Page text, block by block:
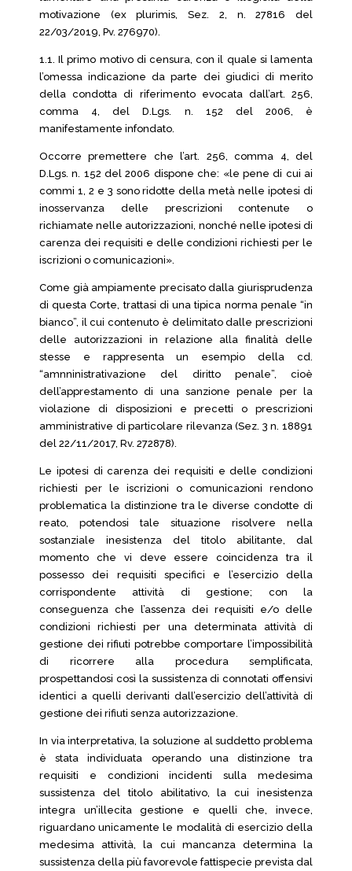
motivazione (ex plurimis, Sez. 2, n. 27816 del
22/03/2019, Pv. 276970).
1.1. Il primo motivo di censura, con il quale si lamenta
l’omessa indicazione da parte dei giudici di merito
della condotta di riferimento evocata dall’art. 256,
comma 4, del D.Lgs. n. 152 del 2006, è
manifestamente infondato.
Occorre premettere che l’art. 256, comma 4, del
D.Lgs. n. 152 del 2006 dispone che: «le pene di cui ai
commi 1, 2 e 3 sono ridotte della metà nelle ipotesi di
inosservanza delle prescrizioni contenute o
richiamate nelle autorizzazioni, nonché nelle ipotesi di
carenza dei requisiti e delle condizioni richiesti per le
iscrizioni o comunicazioni».
Come già ampiamente precisato dalla giurisprudenza
di questa Corte, trattasi di una tipica norma penale “in
bianco”, il cui contenuto è delimitato dalle prescrizioni
delle autorizzazioni in relazione alla finalità delle
stesse e rappresenta un esempio della cd.
“amnninistrativazione del diritto penale”, cioè
dell’apprestamento di una sanzione penale per la
violazione di disposizioni e precetti o prescrizioni
amministrative di particolare rilevanza (Sez. 3 n. 18891
del 22/11/2017, Rv. 272878).
Le ipotesi di carenza dei requisiti e delle condizioni
richiesti per le iscrizioni o comunicazioni rendono
problematica la distinzione tra le diverse condotte di
reato, potendosi tale situazione risolvere nella
sostanziale inesistenza del titolo abilitante, dal
momento che vi deve essere coincidenza tra il
possesso dei requisiti specifici e l’esercizio della
corrispondente attività di gestione; con la
conseguenza che l’assenza dei requisiti e/o delle
condizioni richiesti per una determinata attività di
gestione dei rifiuti potrebbe comportare l’impossibilità
di ricorrere alla procedura semplificata,
prospettandosi così la sussistenza di connotati offensivi
identici a quelli derivanti dall’esercizio dell’attività di
gestione dei rifiuti senza autorizzazione.
In via interpretativa, la soluzione al suddetto problema
è stata individuata operando una distinzione tra
requisiti e condizioni incidenti sulla medesima
sussistenza del titolo abilitativo, la cui inesistenza
integra un’illecita gestione e quelli che, invece,
riguardano unicamente le modalità di esercizio della
medesima attività, la cui mancanza determina la
sussistenza della più favorevole fattispecie prevista dal